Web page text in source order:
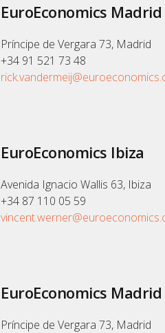
EuroEconomics Madrid
Príncipe de Vergara 73, Madrid
+34 91 521 73 48
EuroEconomics Ibiza
Avenida Ignacio Wallis 63, Ibiza
+34 87 110 05 59
EuroEconomics Madrid
Príncipe de Vergara 73, Madrid